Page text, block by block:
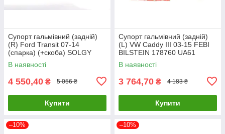
Супорт гальмівний (задній)
(R) Ford Transit 07-14
(спарка) (+скоба) SOLGY
223083 UA61
В наявності
4 550,40 ₴ 5 056 ₴
Купити
Супорт гальмівний (задній)
(L) VW Caddy III 03-15 FEBI
BILSTEIN 178760 UA61
В наявності
3 764,70 ₴ 4 183 ₴
Купити
–10% –10%